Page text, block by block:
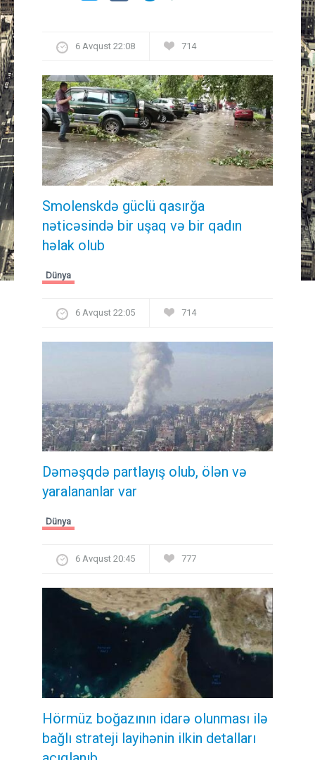
6 Avqust 22:08 714
Smolenskdə güclü qasırğa
nəticəsində bir uşaq və bir qadın
həlak olub
Dünya
6 Avqust 22:05 714
Dəməşqdə partlayış olub, ölən və
yaralananlar var
Dünya
6 Avqust 20:45 777
Hörmüz boğazının idarə olunması ilə
bağlı strateji layihənin ilkin detalları